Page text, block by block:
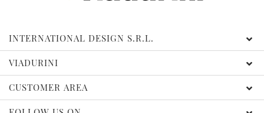
INTERNATIONAL DESIGN S.R.L.
VIADURINI
CUSTOMER AREA